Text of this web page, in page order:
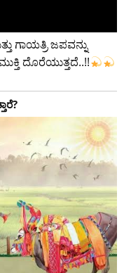
ಗಾಯತ್ರಿ ಜಪವನ್ನು
ದೊರೆಯುತ್ತದೆ..!!